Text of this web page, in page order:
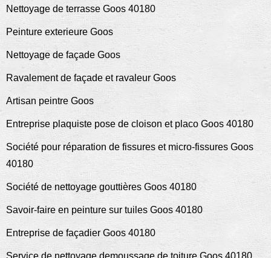
Nettoyage de terrasse Goos 40180
Peinture exterieure Goos
Nettoyage de façade Goos
Ravalement de façade et ravaleur Goos
Artisan peintre Goos
Entreprise plaquiste pose de cloison et placo Goos 40180
Société pour réparation de fissures et micro-fissures Goos
40180
Société de nettoyage gouttières Goos 40180
Savoir-faire en peinture sur tuiles Goos 40180
Entreprise de façadier Goos 40180